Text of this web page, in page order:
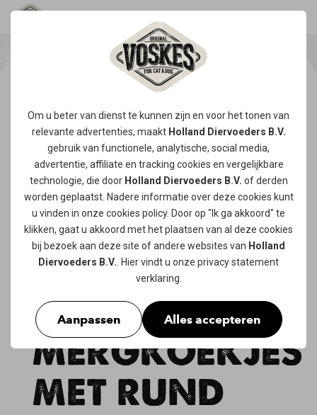
Om u beter van dienst te kunnen zijn en voor het tonen van
relevante advertenties, maakt Holland Diervoeders B.V.
gebruik van functionele, analytische, social media,
advertentie, affiliate en tracking cookies en vergelijkbare
technologie, die door Holland Diervoeders B.V. of derden
worden geplaatst. Nadere informatie over deze cookies kunt
u vinden in onze cookies policy. Door op "Ik ga akkoord" te
klikken, gaat u akkoord met het plaatsen van al deze cookies
bij bezoek aan deze site of andere websites van Holland
Diervoeders B.V. . Hier vindt u onze privacy statement
verklaring.
Aanpassen Alles accepteren
MERGKOEKJES
MET RUND